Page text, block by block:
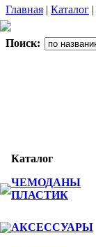
Главная | Каталог |
Поиск:
Каталог
ЧЕМОДАНЫ
ПЛАСТИК
АКСЕССУАРЫ